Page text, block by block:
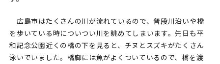
広島市はたくさんの川が流れているので、普段川沿いや橋
を歩いている時についつい川を眺めてしまいます。先日も平
和記念公園近くの橋の下を見ると、チヌとスズキがたくさん
泳いでいました。橋脚には魚がよくついているので、橋を渡